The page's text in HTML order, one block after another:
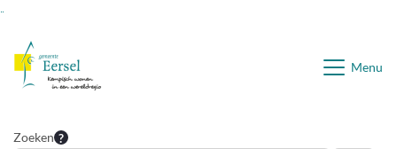
Menu
Zoeken